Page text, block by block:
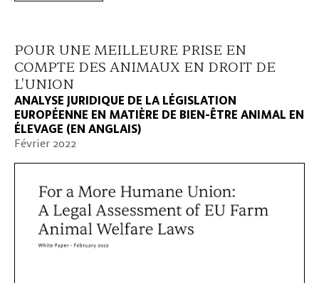
POUR UNE MEILLEURE PRISE EN
COMPTE DES ANIMAUX EN DROIT DE
L'UNION
ANALYSE JURIDIQUE DE LA LÉGISLATION
EUROPÉENNE EN MATIÈRE DE BIEN-ÊTRE ANIMAL EN
ÉLEVAGE (EN ANGLAIS)
Février 2022